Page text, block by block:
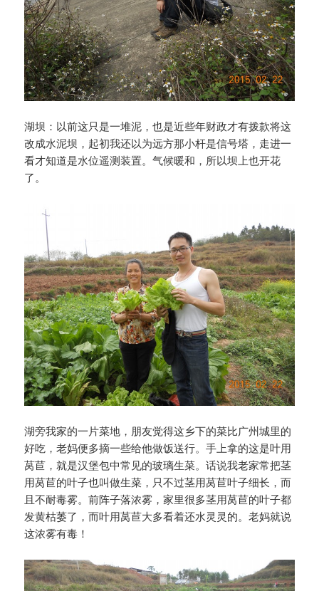
湖坝：以前这只是一堆泥，也是近些年财政才有拨款将这
改成水泥坝，起初我还以为远方那小杆是信号塔，走进一
看才知道是水位遥测装置。气候暖和，所以坝上也开花
了。
湖旁我家的一片菜地，朋友觉得这乡下的菜比广州城里的
好吃，老妈便多摘一些给他做饭送行。手上拿的这是叶用
莴苣，就是汉堡包中常见的玻璃生菜。话说我老家常把茎
用莴苣的叶子也叫做生菜，只不过茎用莴苣叶子细长，而
且不耐毒雾。前阵子落浓雾，家里很多茎用莴苣的叶子都
发黄枯萎了，而叶用莴苣大多看着还水灵灵的。老妈就说
这浓雾有毒！